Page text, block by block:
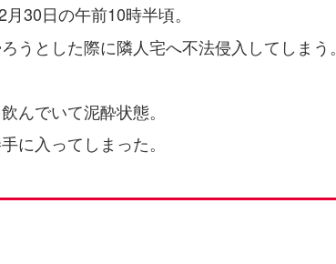
30日の午前10時半頃。
うとした際に隣人宅へ不法侵入してしまう。
んでいて泥酔状態。
に入ってしまった。